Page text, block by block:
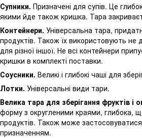
Супники. Призначені для супів. Це
якими йде також кришка. Тара
Контейнери. Універсальна тара,
продуктів. Також їх використовують не
для різної іншої. Не всі контейнери
кришки в комплекті поставки.
Соусники. Великі і глибокі чаші для
Лотки. Універсальні види тари.
Велика тара для зберігання фруктів і
форму з округленими краями, глибока,
продуктів. Також може
призначенням.